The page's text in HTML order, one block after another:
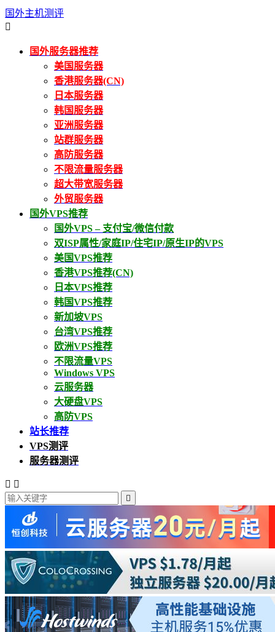
国外主机测评

国外服务器推荐
美国服务器
香港服务器(CN)
日本服务器
韩国服务器
亚洲服务器
站群服务器
高防服务器
不限流量服务器
超大带宽服务器
外贸服务器
国外VPS推荐
国外VPS – 支付宝/微信付款
双ISP属性/家庭IP/住宅IP/原生IP的VPS
美国VPS推荐
香港VPS推荐(CN)
日本VPS推荐
韩国VPS推荐
新加坡VPS
台湾VPS推荐
欧洲VPS推荐
不限流量VPS
Windows VPS
云服务器
大硬盘VPS
高防VPS
站长推荐
VPS测评
服务器测评
 
